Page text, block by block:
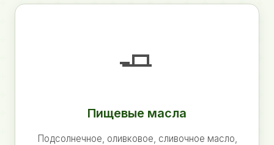
🧈
Пищевые масла
Подсолнечное, оливковое, сливочное масло,